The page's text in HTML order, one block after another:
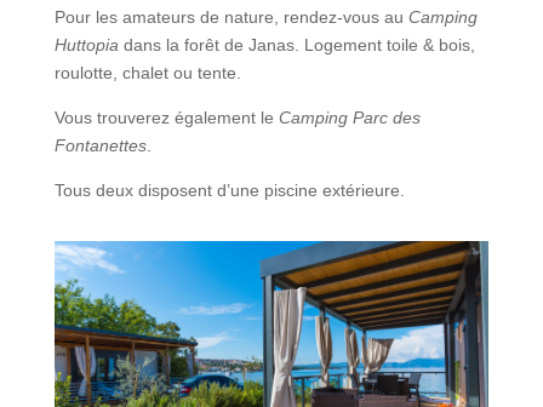
Pour les amateurs de nature, rendez-vous au Camping
Huttopiadans la forêt de Janas. Logement toile & bois,
roulotte, chalet ou tente.
Vous trouverez également le Camping Parc des
Fontanettes.
Tous deux disposent d’une piscine extérieure.